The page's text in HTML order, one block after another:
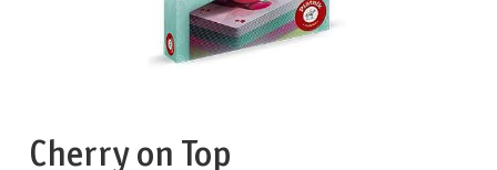
Cherry on Top